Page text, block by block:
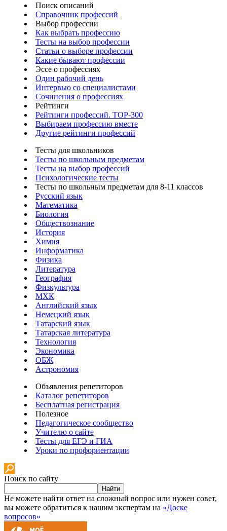
Поиск описаний
Справочник профессий
Выбор профессии
Как выбрать профессию
Тесты на выбор профессии
Статьи о выборе профессии
Какие бывают профессии
Эссе о профессиях
Один рабочий день
Интервью со специалистами
Сочинения о профессиях
Рейтинги
Рейтинги профессий. TOP-300
Выбираем профессию вместе
Другие рейтинги профессий
Тесты для школьников
Тесты по школьным предметам
Тесты на выбор профессий
Психологические тесты
Тесты по школьным предметам для 8-11 классов
Русский язык
Математика
Биология
Обществознание
История
Химия
Информатика
Физика
Литература
География
Физкультура
МХК
Английский язык
Немецкий язык
Татарский язык
Татарская литература
Технология
Экономика
ОБЖ
Астрономия
Объявления репетиторов
Каталог репетиторов
Бесплатная регистрация
Полезное
Педагогическое сообщество
Учителю о сайте
Тесты для ЕГЭ и ГИА
Уроки по профориентации
Поиск по сайту
Найти
Не можете найти ответ на сложный вопрос или нужен совет,
вы можете обратиться к нашим экспертам на «Доске
вопросов»